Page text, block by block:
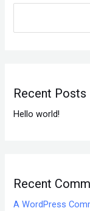
Recent Posts
Hello world!
Recent
A WordPress